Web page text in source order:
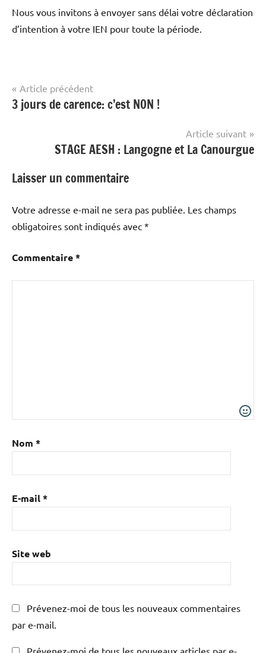
Nous vous invitons à envoyer sans délai votre déclaration
d’intention à votre IEN pour toute la période.
Actualités
Mobilisations
Navigation
de
Article précédent
3 jours de carence: c’est NON !
Article suivant
STAGE AESH : Langogne et La Canourgue
Laisser un commentaire
Votre adresse e-mail ne sera pas publiée. Les champs
obligatoires sont indiqués avec *
Commentaire*
Nom *
E-mail*
Site web
Prévenez-moi de tous les nouveaux commentaires
par e-mail.